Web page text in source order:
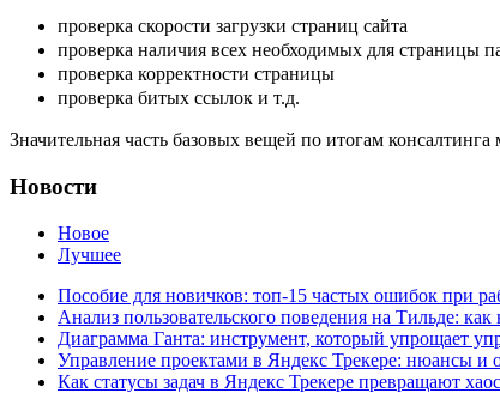
проверка скорости загрузки страниц сайта
проверка наличия всех необходимых для страницы
проверка корректности страницы
проверка битых ссылок и т.д.
Значительная часть базовых вещей по итогам
Новости
Новое
Лучшее
Пособие для новичков: топ-15 частых ошибок при
Анализ пользовательского поведения на Тильде:
Диаграмма Ганта: инструмент, который упрощает
Управление проектами в Яндекс Трекере: нюансы и
Как статусы задач в Яндекс Трекере превращают